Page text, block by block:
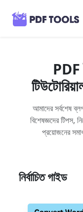
PDF
আমাদের সর্বশেষ
বিশেষজ্ঞদের টিপস,
প্রয়োজনের
নির্বাচিত গাইড